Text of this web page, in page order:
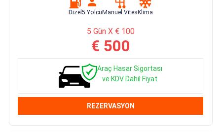
Dizel 5 Yolcu Manuel Vites Klima
5 Gün X € 100
€ 500
Araç Hasar Sigortası
ve KDV Dahil Fiyat
REZERVASYON